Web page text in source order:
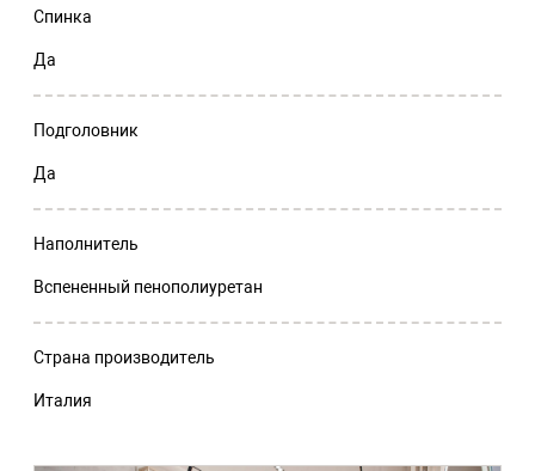
Спинка
Да
Подголовник
Да
Наполнитель
Вспененный пенополиуретан
Страна производитель
Италия